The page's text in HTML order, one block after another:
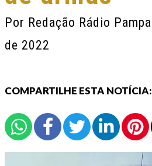
Por Redação Rádio Pampa
de 2022
COMPARTILHE ESTA NOTÍCIA: